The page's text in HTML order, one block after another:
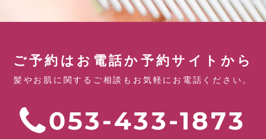
ご予約はお電話か予約サイトから
髪やお肌に関するご相談もお気軽にお電話ください。
053-433-1873